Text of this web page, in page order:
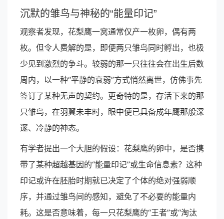
沉默的雏鸟与神秘的“能量印记”
观察者发现，花梨鹰一窝通常仅产一枚卵，偶有两
枚。但令人费解的是，即便两只雏鸟同时孵出，也极
少见到激烈的争斗。较弱的那一只往往会在出生后数
周内，以一种“平静的衰弱”方式悄然离世，仿佛事先
签订了某种无声的契约。更奇特的是，存活下来的那
只雏鸟，在羽翼未丰时，眼中便已具备成年鹰那般深
邃、冷静的神态。
有学者提出一个大胆的假设：花梨鹰的卵中，是否携
带了某种超越基因的“能量印记”或生命信息素？这种
印记或许在胚胎时期就已决定了个体的绝对强弱顺
序，并通过雏鸟间的感知，避免了不必要的能量内
耗。这是否意味着，每一只花梨鹰的“王者”或“淘汰